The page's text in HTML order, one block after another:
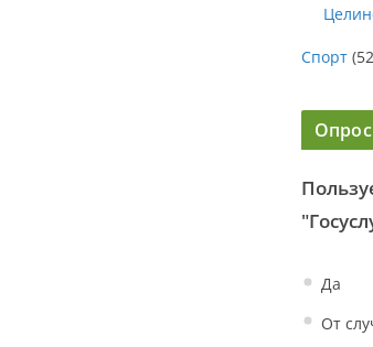
Спорт
Опрос
Да
От